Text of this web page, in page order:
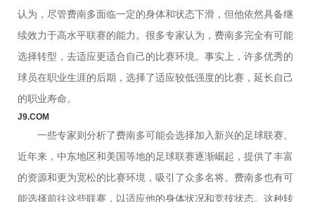
认为，尽管费南多面临一定的身体和状态下滑，但他依然具备继
续效力于高水平联赛的能力。很多专家认为，费南多完全有可能
选择转型，去适应更适合自己的比赛环境。事实上，许多优秀的
球员在职业生涯的后期，选择了适应较低强度的比赛，延长自己
的职业寿命。
J9.COM
一些专家则分析了费南多可能会选择加入新兴的足球联赛。
近年来，中东地区和美国等地的足球联赛逐渐崛起，提供了丰富
的资源和更为宽松的比赛环境，吸引了众多名将。费南多也有可
能选择前往这些联赛，以适应他的身体状况和竞技状态。这种转